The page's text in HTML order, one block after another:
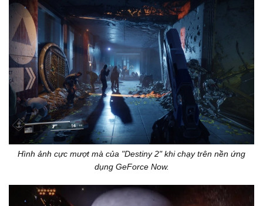
Hình ảnh cực mượt mà của "Destiny 2" khi chạy trên nền ứng
dụng GeForce Now.